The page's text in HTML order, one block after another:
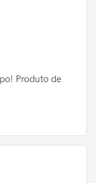
Produto de